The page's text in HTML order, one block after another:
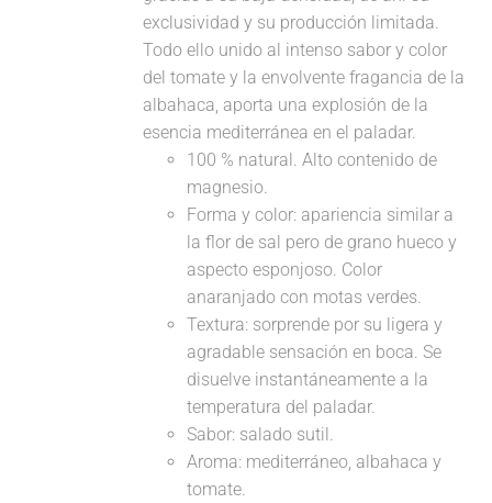
exclusividad y su producción limitada.
Todo ello unido al intenso sabor y color
del tomate y la envolvente fragancia de la
albahaca, aporta una explosión de la
esencia mediterránea en el paladar.
100 % natural. Alto contenido de
magnesio.
Forma y color: apariencia similar a
la flor de sal pero de grano hueco y
aspecto esponjoso. Color
anaranjado con motas verdes.
Textura: sorprende por su ligera y
agradable sensación en boca. Se
disuelve instantáneamente a la
temperatura del paladar.
Sabor: salado sutil.
Aroma: mediterráneo, albahaca y
tomate.